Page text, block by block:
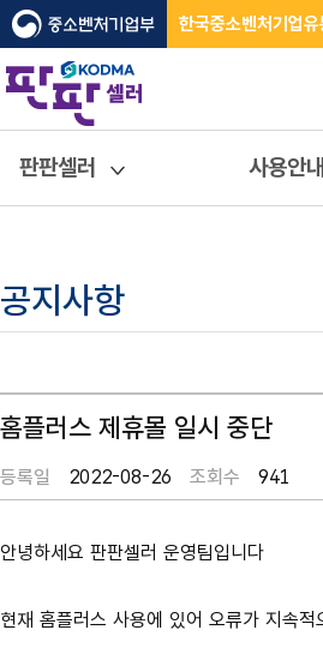
한국중소벤처기업유
판판셀러 사용안내
공지사항
홈플러스 제휴몰 일시 중단
등록일 2022-08-26 조회수 941
안녕하세요 판판셀러 운영팀입니다
현재 홈플러스 사용에 있어 오류가 지속적